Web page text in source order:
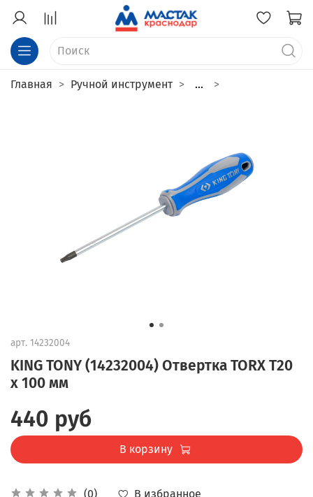
Главная Ручной инструмент ...
арт. 14232004
KING TONY (14232004) Отвертка TORX T20
x 100 мм
(0)
В избранное
440 руб
В корзину